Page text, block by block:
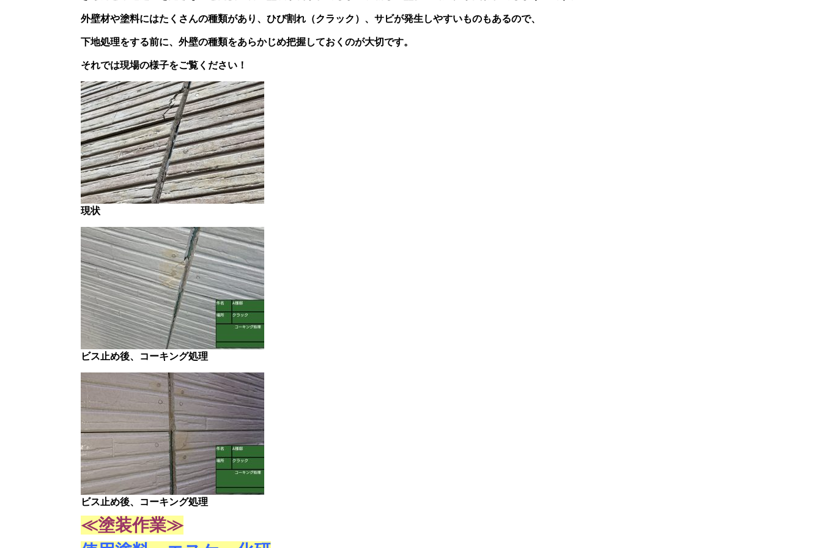
外壁材や塗料にはたくさんの種類があり、ひび割れ（クラック）、サビが発生しやすいものもあるので、
下地処理をする前に、外壁の種類をあらかじめ把握しておくのが大切です。
それでは現場の様子をご覧ください！
現状
ビス止め後、コーキング処理
ビス止め後、コーキング処理
≪塗装作業≫